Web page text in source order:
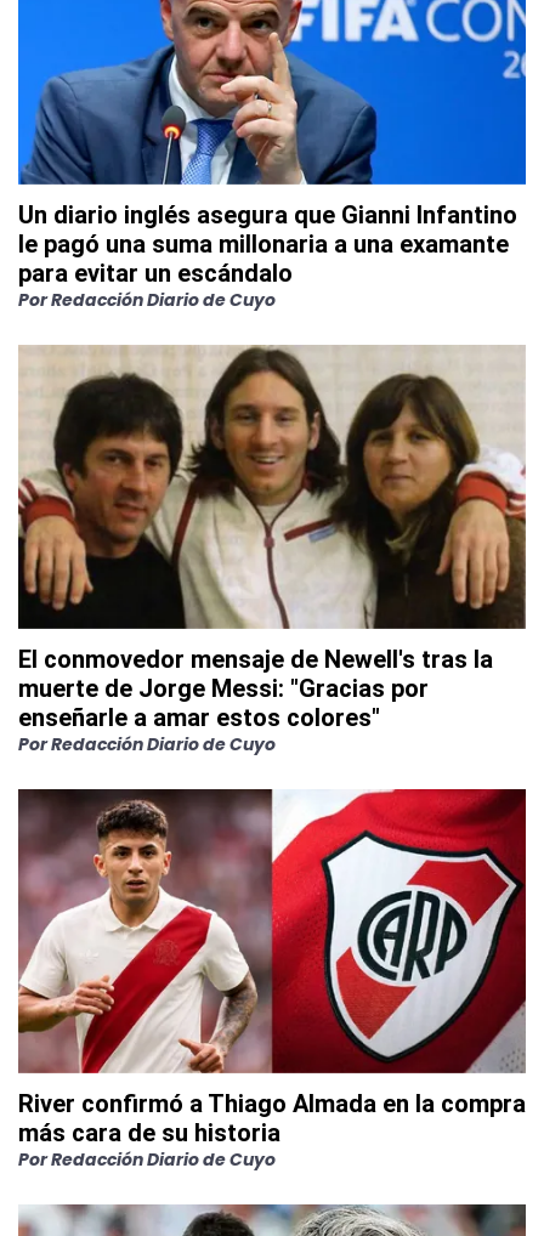
Un diario inglés asegura que Gianni Infantino
le pagó una suma millonaria a una examante
para evitar un escándalo
PorRedacción Diario de Cuyo
El conmovedor mensaje de Newell's tras la
muerte de Jorge Messi: "Gracias por
enseñarle a amar estos colores"
PorRedacción Diario de Cuyo
River confirmó a Thiago Almada en la compra
más cara de su historia
PorRedacción Diario de Cuyo